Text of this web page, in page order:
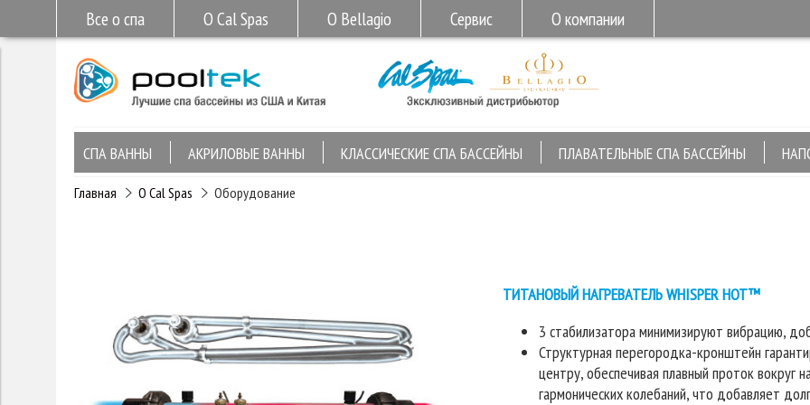
Все о спа О Cal Spas О Bellagio Сервис О компании
СПА ВАННЫ АКРИЛОВЫЕ ВАННЫ КЛАССИЧЕСКИЕ СПА БАССЕЙНЫ ПЛАВАТЕЛЬНЫЕ СПА БАССЕЙНЫ
Главная О Cal Spas Оборудование
ТИТАНОВЫЙ НАГРЕВАТЕЛЬ WHISPER HOT™
3 стабилизатора минимизируют вибрацию,
Структурная перегородка-кронштейн
центру, обеспечивая плавный проток вокруг
гармонических колебаний, что добавляет